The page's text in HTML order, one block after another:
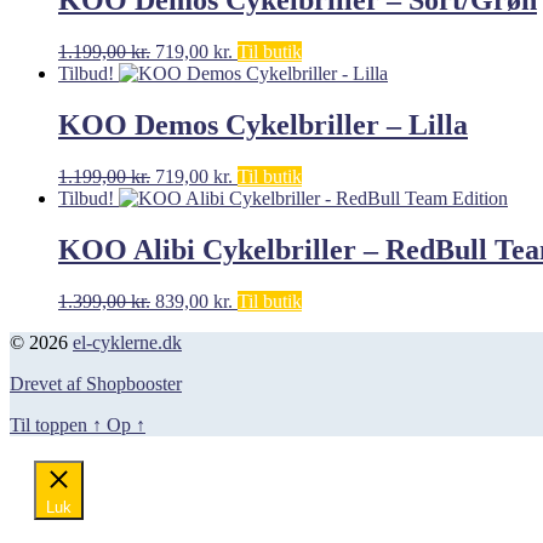
1.199,00kr. Den
oprindelige
1.199,00 kr..
719,00 kr. Den
aktuelle
er:
719,00 kr..
Til butik
Tilbud!
KOO Demos Cykelbriller – Lilla
1.199,00kr. Den
oprindelige
var:
1.199,00 kr..
719,00 kr. Den
aktuelle
er:
719,00 kr..
Til butik
Tilbud!
KOO Alibi Cykelbriller – RedBull
1.399,00kr. Den
pris
1.399,00 kr..
839,00 kr. Den
Til butik
© 2026 el-cyklerne.dk
Drevet af Shopbooster
Til toppen ↑ Op ↑
Luk